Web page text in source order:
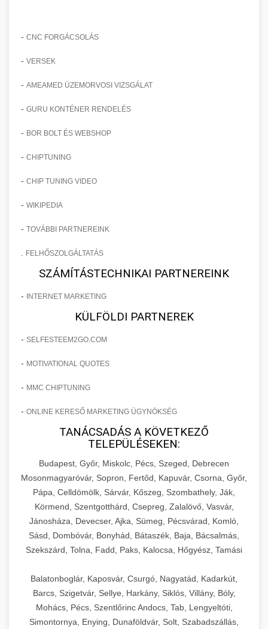
- CNC FORGÁCSOLÁS
- VERSEK
- AMEAMED ÜZEMORVOSI VIZSGÁLAT
- GURU KONTÉNER RENDELÉS
- BOR BOLT ÉS WEBSHOP
- CHIPTUNING
- CHIP TUNING VIDEO
- WIKIPEDIA
- TOVÁBBI PARTNEREINK
FELHŐSZOLGÁLTATÁS
SZÁMÍTÁSTECHNIKAI PARTNEREINK
- INTERNET MARKETING
KÜLFÖLDI PARTNEREK
- SELFESTEEM2GO.COM
- MOTIVATIONAL QUOTES
- MMC CHIPTUNING
- ONLINE KERESŐ MARKETING ÜGYNÖKSÉG
TANÁCSADÁS A KÖVETKEZŐ
TELEPÜLÉSEKEN:
Budapest, Győr, Miskolc, Pécs, Szeged, Debrecen
Mosonmagyaróvár, Sopron, Fertőd, Kapuvár, Csorna, Győr,
Pápa, Celldömölk, Sárvár, Kőszeg, Szombathely, Ják,
Körmend, Szentgotthárd, Csepreg, Zalalövő, Vasvár,
Jánosháza, Devecser, Ajka, Sümeg, Pécsvárad, Komló,
Sásd, Dombóvár, Bonyhád, Bátaszék, Baja, Bácsalmás,
Szekszárd, Tolna, Fadd, Paks, Kalocsa, Hőgyész, Tamási
Balatonboglár, Kaposvár, Csurgó, Nagyatád, Kadarkút,
Barcs, Szigetvár, Sellye, Harkány, Siklós, Villány, Bóly,
Mohács, Pécs, Szentlőrinc Andocs, Tab, Lengyeltóti,
Simontornya, Enying, Dunaföldvár, Solt, Szabadszállás,